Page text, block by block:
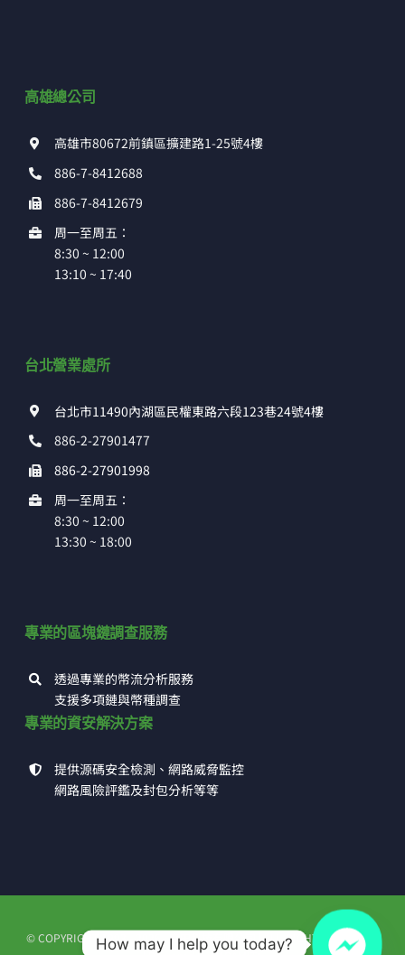
高雄總公司
高雄市80672前鎮區擴建路1-25號4樓
886-7-8412688
886-7-8412679
周一至周五：
8:30 ~ 12:00
13:10 ~ 17:40
台北營業處所
台北市11490內湖區民權東路六段123巷24號4樓
886-2-27901477
886-2-27901998
周一至周五：
8:30 ~ 12:00
13:30 ~ 18:00
專業的區塊鏈調查服務
透過專業的幣流分析服務
支援多項鏈與幣種調查
專業的資安解決方案
提供源碼安全檢測、網路威脅監控
網路風險評鑑及封包分析等等
© COPYRIGHT 1993 - 2026 | 高田科技有限公司 | ALL RIGHTS RESERVED
How may I help you today?